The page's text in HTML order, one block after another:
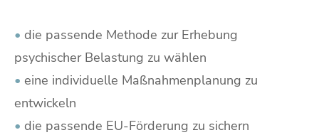
• die passende Methode zur Erhebung
psychischer Belastung zu wählen
• eine individuelle Maßnahmenplanung zu
entwickeln
• die passende EU-Förderung zu sichern